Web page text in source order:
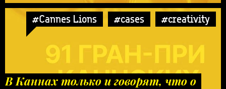
#Cannes Lions #cases #creativity
В Каннах только и говорят, что о